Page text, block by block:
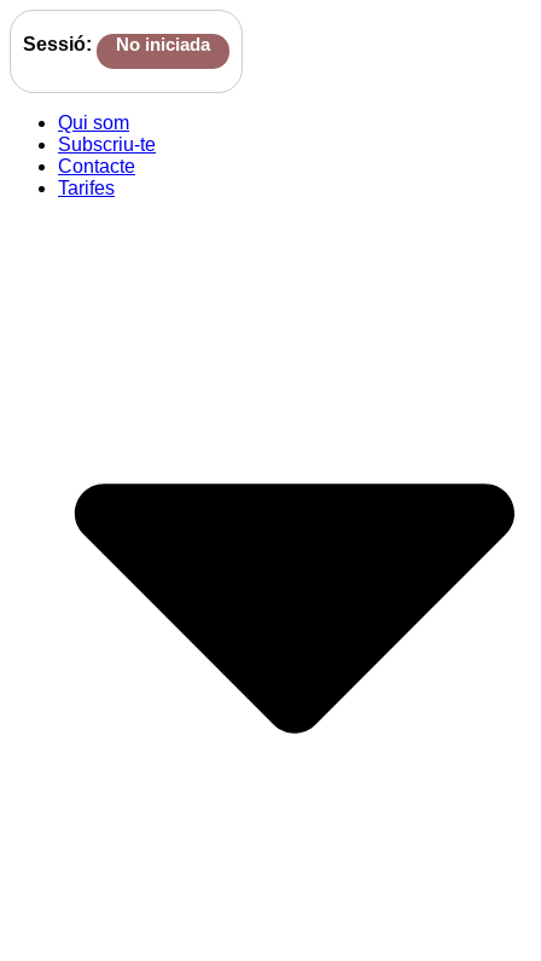
Sessió: No iniciada
Qui som
Subscriu-te
Contacte
Tarifes